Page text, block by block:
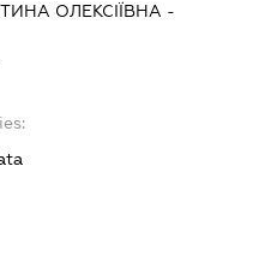
ОЛЕКСІЇВНА -